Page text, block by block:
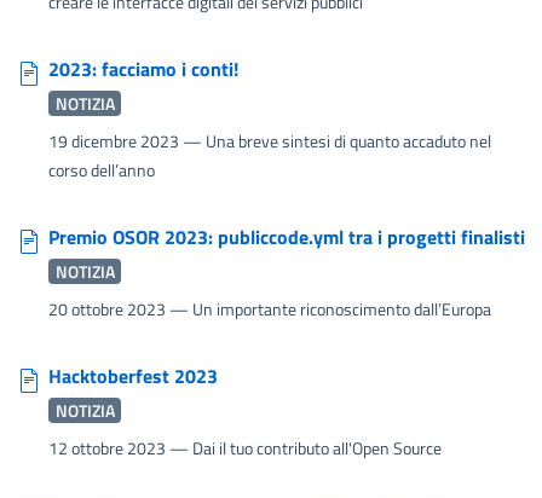
2023: facciamo i conti!
NOTIZIA
19 dicembre 2023 — Una breve sintesi di quanto accaduto nel
corso dell’anno
Premio OSOR 2023: publiccode.yml tra i progetti finalisti
NOTIZIA
20 ottobre 2023 — Un importante riconoscimento dall’Europa
Hacktoberfest 2023
NOTIZIA
12 ottobre 2023 — Dai il tuo contributo all'Open Source